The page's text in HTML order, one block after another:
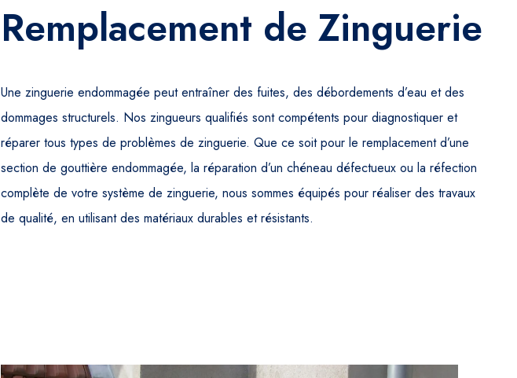
Remplacement de Zinguerie
Une zinguerie endommagée peut entraîner des fuites, des débordements d’eau et des
dommages structurels. Nos zingueurs qualifiés sont compétents pour diagnostiquer et
réparer tous types de problèmes de zinguerie. Que ce soit pour le remplacement d’une
section de gouttière endommagée, la réparation d’un chéneau défectueux ou la réfection
complète de votre système de zinguerie, nous sommes équipés pour réaliser des travaux
de qualité, en utilisant des matériaux durables et résistants.